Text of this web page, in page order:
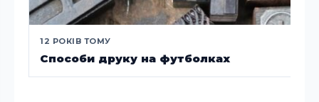
12 РОКІВ ТОМУ
Способи друку на футболках